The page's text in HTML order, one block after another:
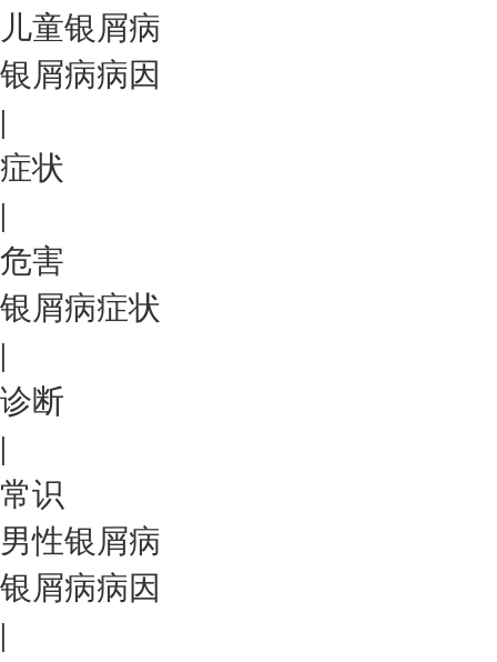
儿童银屑病
银屑病病因
|
症状
|
危害
银屑病症状
|
诊断
|
常识
男性银屑病
银屑病病因
|